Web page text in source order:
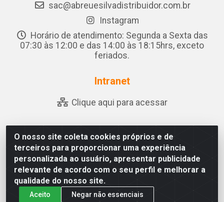
O nosso site coleta cookies próprios e de
terceiros para proporcionar uma experiência
personalizada ao usuário, apresentar publicidade
relevante de acordo com o seu perfil e melhorar a
qualidade do nosso site.
Aceito Negar não essenciais
sac@abreuesilvadistribuidor.com.br
Instagram
Horário de atendimento: Segunda a Sexta das
07:30 às 12:00 e das 14:00 às 18:15hrs, exceto
feriados.
Intranet
Clique aqui para acessar
Abreu & Silva - Rua Padre Jose de Souza Leite, 265 - Ariado,
Olho D'Água das Flores/AL - CEP 57.442-000 - CNPJ
04.790.656/0001-06